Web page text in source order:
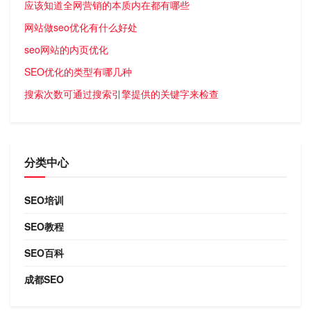
应该知道全网营销的本质内在都有哪些
网站做seo优化有什么好处
seo网站的内页优化
SEO优化的类型有哪几种
搜索次数可通过搜索引擎提供的关键字来检查
分类中心
SEO培训
SEO教程
SEO百科
成都SEO